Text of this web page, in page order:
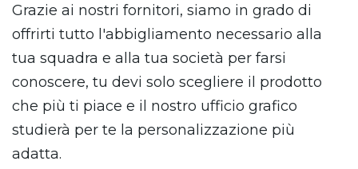
Grazie ai nostri fornitori, siamo in grado di
offrirti tutto l'abbigliamento necessario alla
tua squadra e alla tua società per farsi
conoscere, tu devi solo scegliere il prodotto
che più ti piace e il nostro ufficio grafico
studierà per te la personalizzazione più
adatta.